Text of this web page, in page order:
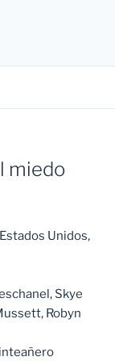
miedo
Estados Unidos,
Skye
Robyn